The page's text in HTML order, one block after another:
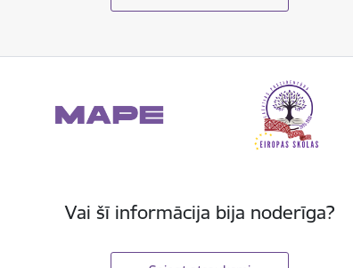
Vai šī informācija bija noderīga?